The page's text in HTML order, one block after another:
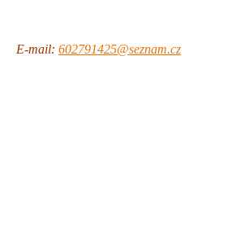
E-mail: 602791425@seznam.cz